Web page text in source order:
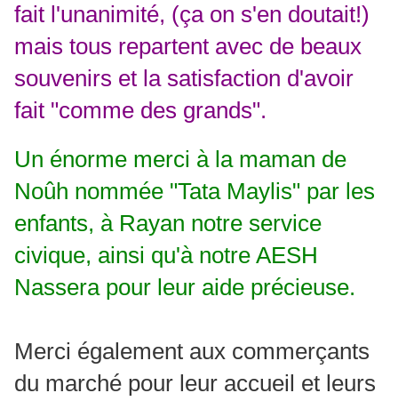
fait l'unanimité, (ça on s'en doutait!)
mais tous repartent avec de beaux
souvenirs et la satisfaction d'avoir
fait "comme des grands".
Un énorme merci à la maman de
Noûh nommée "Tata Maylis" par les
enfants, à Rayan notre service
civique, ainsi qu'à notre AESH
Nassera pour leur aide précieuse.
Merci également aux commerçants
du marché pour leur accueil et leurs